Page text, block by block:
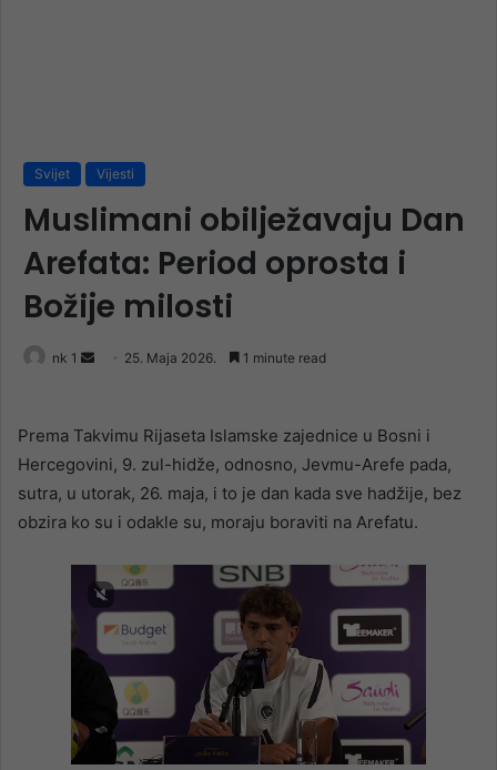
Svijet Vijesti
Muslimani obilježavaju Dan
Arefata: Period oprosta i
Božije milosti
nk 1
Send 25. Maja 2026. 1 minute read
Prema Takvimu Rijaseta Islamske zajednice u Bosni i
Hercegovini, 9. zul-hidže, odnosno, Jevmu-Arefe pada,
sutra, u utorak, 26. maja, i to je dan kada sve hadžije, bez
obzira ko su i odakle su, moraju boraviti na Arefatu.